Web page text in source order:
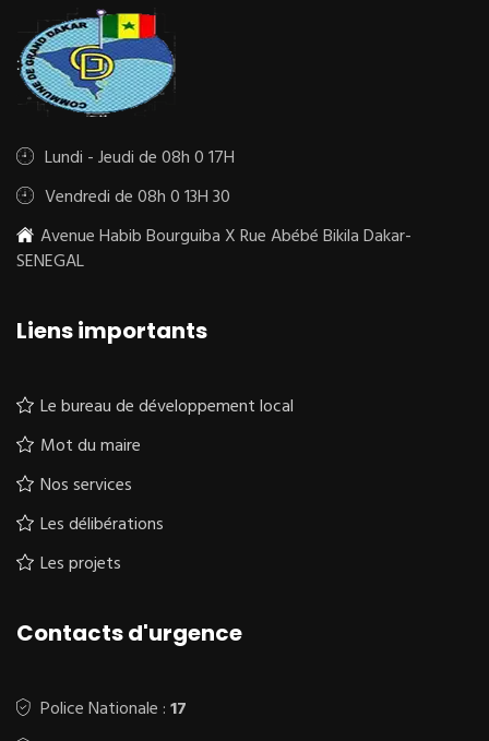
Lundi - Jeudi de 08h 0 17H
Vendredi de 08h 0 13H 30
Avenue Habib Bourguiba X Rue Abébé Bikila Dakar-
SENEGAL
Liens importants
Le bureau de développement local
Mot du maire
Nos services
Les délibérations
Les projets
Contacts d'urgence
Police Nationale :17